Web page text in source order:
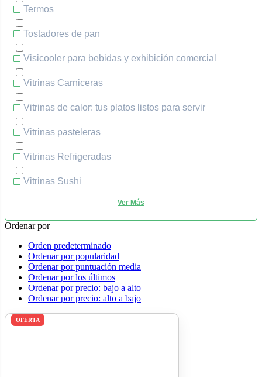
Termos
Tostadores de pan
Visicooler para bebidas y exhibición comercial
Vitrinas Carniceras
Vitrinas de calor: tus platos listos para servir
Vitrinas pasteleras
Vitrinas Refrigeradas
Vitrinas Sushi
Ordenar por
Orden predeterminado
Ordenar por popularidad
Ordenar por puntuación media
Ordenar por los últimos
Ordenar por precio: bajo a alto
Ordenar por precio: alto a bajo
OFERTA